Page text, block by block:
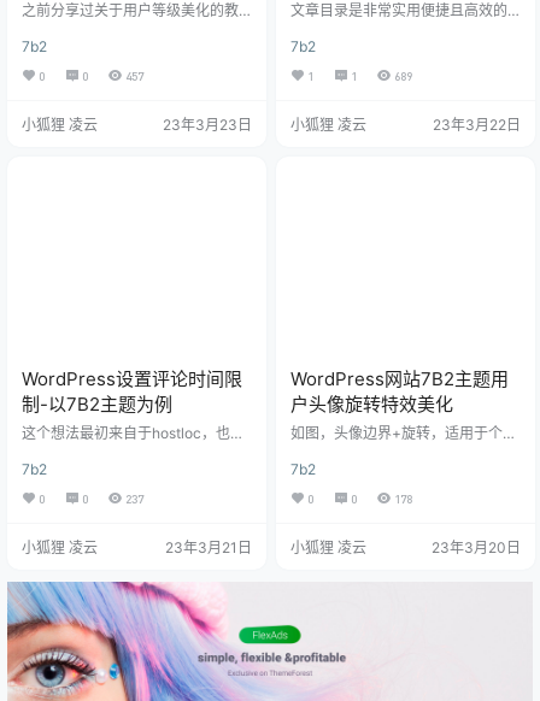
之前分享过关于用户等级美化的教
Press网站7B2主题用户等级勋章美
化，仅测试过7B2主题，其他主题自
测！ 一、效果演示 适用于网站评论
代码教程 1.实现思路 LV等级，是判
7b2
0 0 457
小狐狸 凌云 23年3月23日
文章目录是非常实用便捷且高效的
个非常重要的方面，wpjam插件的
目录功能，今天就给大家分享一下
免插件实现“WordPress网站添加浮
一、效果演示 二、代码教程 1.functi
7b2
1 1 689
小狐狸 凌云 23年3月22日
WordPress设置评论时间限
制-以7B2主题为例
这个想法最初来自于hostloc，也就
啥呢？但是随着后面发现部分用户
太过活跃，另外还可能出现被人恶
意刷一堆垃圾评论。权衡再三，准
给大家分享一下“WordPress网站设
纯代码实现方法。 评论时间限制设
置方法-以7B2主题为例 在主题文件f
unction.php底部加上以下代码即可
//WordPr…
7b2
0 0 237
小狐狸 凌云 23年3月21日
WordPress网站7B2主题用
户头像旋转特效美化
如图，头像边界+旋转，适用于个人
哨（可能只适用于WordPress网站7
B2主题的美化） 美化代码 放在b2/A
ssets/fontend/style.css文件底部即
放大-www.xiaohulizyw.cn*/ .avat
7b2
0 0 178
小狐狸 凌云 23年3月20日